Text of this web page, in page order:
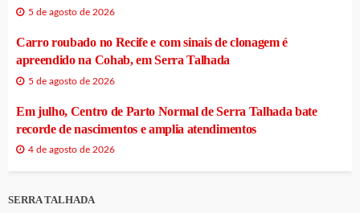
5 de agosto de 2026
Carro roubado no Recife e com sinais de clonagem é
apreendido na Cohab, em Serra Talhada
5 de agosto de 2026
Em julho, Centro de Parto Normal de Serra Talhada bate
recorde de nascimentos e amplia atendimentos
4 de agosto de 2026
SERRA TALHADA